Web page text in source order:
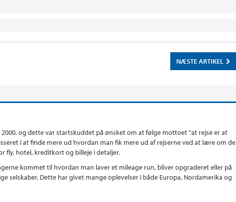
NÆSTE ARTIKEL
og dette var startskuddet på ønsket om at følge mottoet ”at rejse er at
i at finde mere ud hvordan man fik mere ud af rejserne ved at lære om de
fly, hotel, kreditkort og billeje i detaljer.
kommet til hvordan man laver et mileage run, bliver opgraderet eller på
selskaber. Dette har givet mange oplevelser i både Europa, Nordamerika og